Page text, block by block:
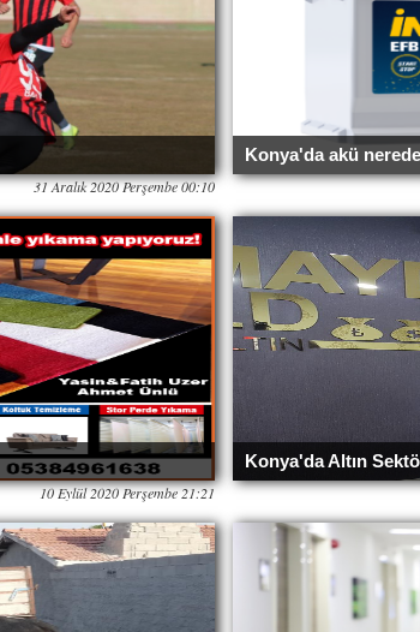
31 Aralık 2020 Perşembe 00:10
Konya'da akü
10 Eylül 2020 Perşembe 21:21
Konya'da Altın